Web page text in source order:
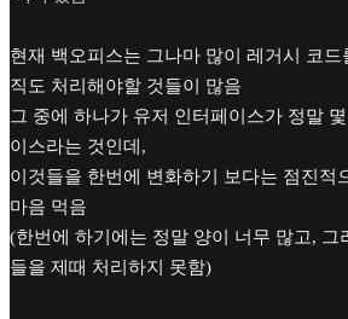
현재 백오피스는 그나마 많이 레거시 코
직도 처리해야할 것들이 많음
그 중에 하나가 유저 인터페이스가 정말
이스라는 것인데,
이것들을 한번에 변화하기 보다는 점진적
마음 먹음
(한번에 하기에는 정말 양이 너무 많고, 그
들을 제때 처리하지 못함)